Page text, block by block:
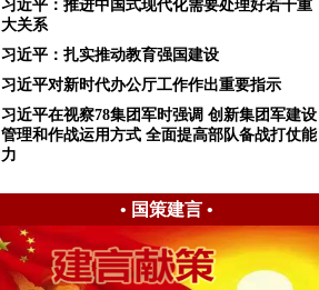
习近平：推进中国式现代化需要处理好若干重
大关系
习近平：扎实推动教育强国建设
习近平对新时代办公厅工作作出重要指示
习近平在视察78集团军时强调 创新集团军建设
管理和作战运用方式 全面提高部队备战打仗能
力
• 国策建言•